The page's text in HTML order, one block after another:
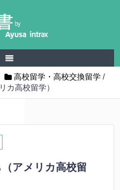
高校留学・高校交換留学 /
カ高校留学）
アメリカ高校留